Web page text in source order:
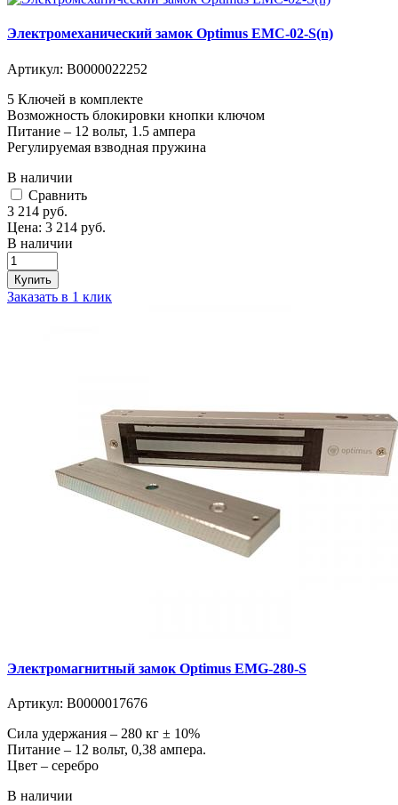
Электромеханический замок Optimus EMC-02-S(n)
Артикул: В0000022252
5 Ключей в комплекте
Возможность блокировки кнопки ключом
Питание – 12 вольт, 1.5 ампера
Регулируемая взводная пружина
В наличии
Cравнить
3 214 руб.
Цена: 3 214 руб.
В наличии
Купить
Заказать в 1 клик
Электромагнитный замок Optimus EMG-280-S
Артикул: В0000017676
Сила удержания – 280 кг ± 10%
Питание – 12 вольт, 0,38 ампера.
Цвет – серебро
В наличии